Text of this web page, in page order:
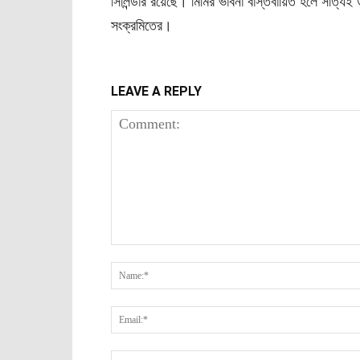
সংক্রমিতের।
LEAVE A REPLY